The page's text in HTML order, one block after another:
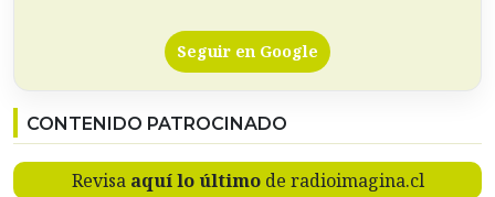
Seguir en Google
CONTENIDO PATROCINADO
Revisa aquí lo últimode radioimagina.cl